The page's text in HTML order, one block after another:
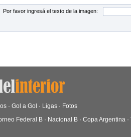
Por favor ingresá el texto de la imagen:
· Gol a Gol · Ligas · Fotos
Federal B · Nacional B · Copa Argentina ·